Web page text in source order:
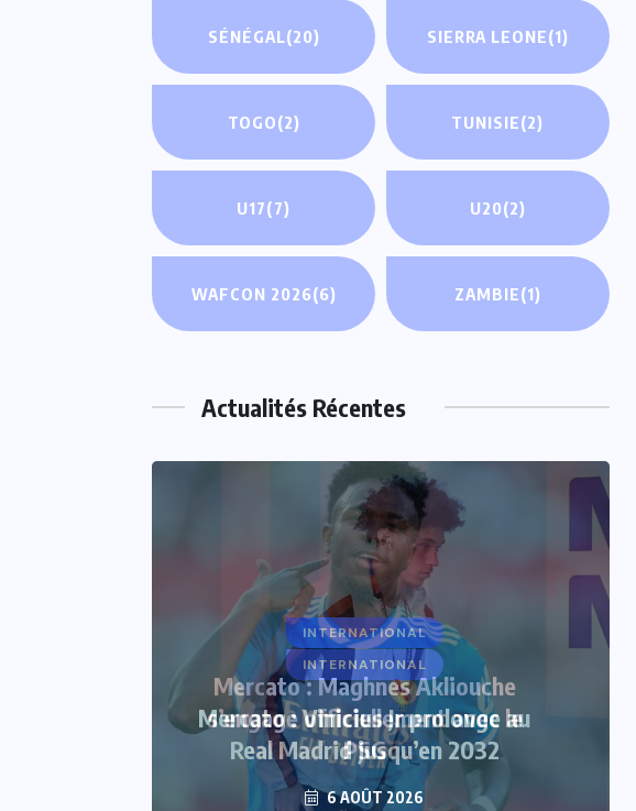
SÉNÉGAL(20) SIERRA LEONE(1)
TOGO(2) TUNISIE(2)
U17(7) U20(2)
WAFCON 2026(6) ZAMBIE(1)
Actualités Récentes
INTERNATIONAL
Mercato : Maghnes Akliouche
s’engage officiellement avec le
PSG
6 AOÛT 2026